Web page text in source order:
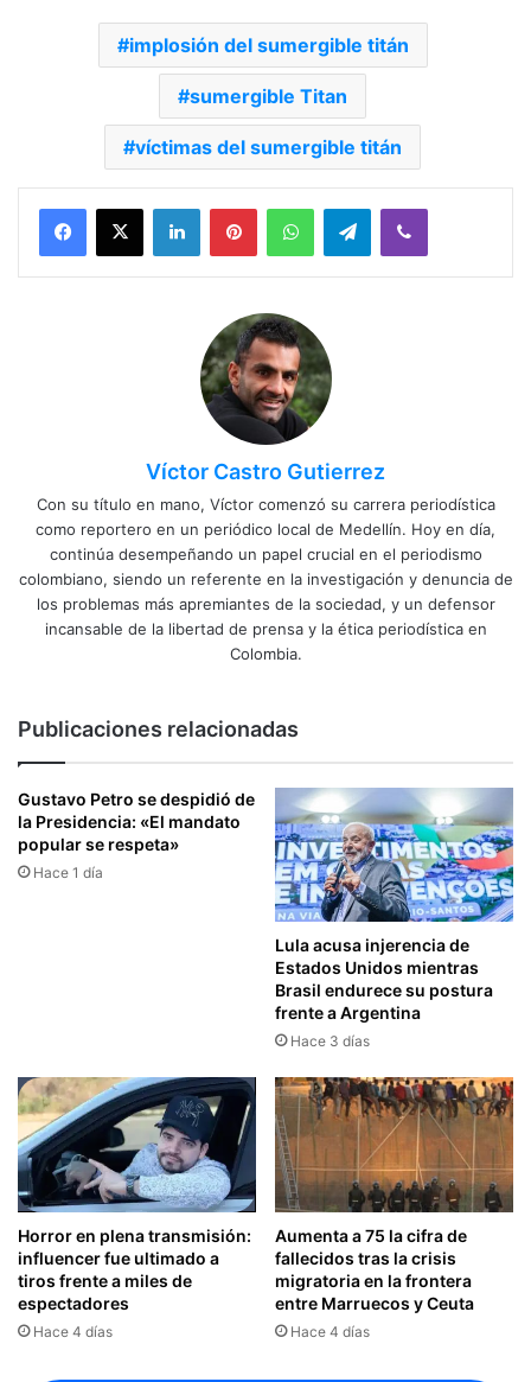
implosión del sumergible titán
sumergible Titan
víctimas del sumergible titán
Facebook
X LinkedInPinterestWhatsAppTelegramViber
Víctor Castro Gutierrez
Con su título en mano, Víctor comenzó su carrera periodística
como reportero en un periódico local de Medellín. Hoy en día,
continúa desempeñando un papel crucial en el periodismo
colombiano, siendo un referente en la investigación y denuncia de
los problemas más apremiantes de la sociedad, y un defensor
incansable de la libertad de prensa y la ética periodística en
Colombia.
Publicaciones relacionadas
Gustavo Petro se despidió de
la Presidencia: «El mandato
popular se respeta»
Hace 1 día
Lula acusa injerencia de
Estados Unidos mientras
Brasil endurece su postura
frente a Argentina
Hace 3 días
Horror en plena transmisión:
influencer fue ultimado a
tiros frente a miles de
espectadores
Hace 4 días
Aumenta a 75 la cifra de
fallecidos tras la crisis
migratoria en la frontera
entre Marruecos y Ceuta
Hace 4 días